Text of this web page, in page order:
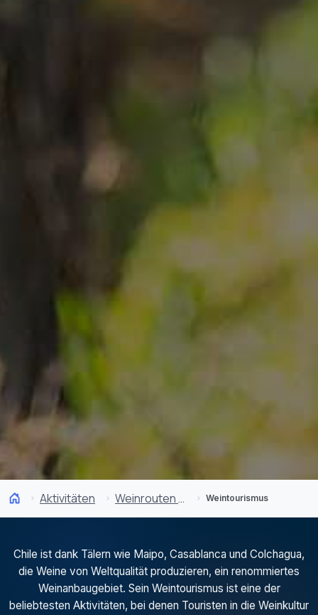
Aktivitäten Weinrouten und Gastronomie Weintourismus
Chile ist dank Tälern wie Maipo, Casablanca und Colchagua,
die Weine von Weltqualität produzieren, ein renommiertes
Weinanbaugebiet. Sein Weintourismus ist eine der
beliebtesten Aktivitäten, bei denen Touristen in die Weinkultur